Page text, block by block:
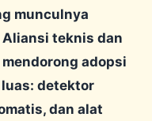
munculnya
teknis dan
adopsi
detektor
dan alat